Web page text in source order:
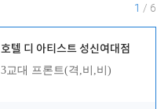
1 / 6
호텔 디 아티스트 성신여대점
3교대 프론트(격,비,비)